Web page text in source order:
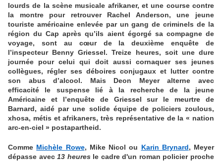
lourds de la scène musicale afrikaner, et une course contre
la montre pour retrouver Rachel Anderson, une jeune
touriste américaine enlevée par un gang de criminels de la
région du Cap après qu’ils aient égorgé sa compagne de
voyage, sont au cœur de la deuxième enquête de
l’inspecteur Benny Griessel. Treize heures, soit une dure
journée pour celui qui doit aussi cornaquer ses jeunes
collègues, régler ses déboires conjugaux et lutter contre
son abus d’alcool. Mais Deon Meyer alterne avec
efficacité le suspense lié à la recherche de la jeune
Américaine et l’enquête de Griessel sur le meurtre de
Barnard, aidé par une solide équipe de policiers zoulous,
xhosa, métis et afrikaners, très représentative de la « nation
arc-en-ciel » postapartheid.
Comme Michèle Rowe, Mike Nicol ou Karin Brynard, Meyer
dépasse avec13 heures le cadre d'un roman policier proche